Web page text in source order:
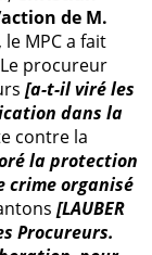
de M.
MPC a fait
procureur
[a-t-il viré les
dans la
contre la
la protection
crime organisé
[LAUBER
Procureurs.